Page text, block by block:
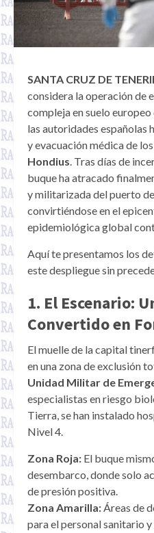
SANTA CRUZ DE
considera la operación de
compleja en suelo
las autoridades españolas
y evacuación médica de
Hondius. Tras días de
buque ha atracado
y militarizada del puerto
convirtiéndose en el
epidemiológica global
Aquí te presentamos los
este despliegue sin
1. El Escenario:
Convertido en
El muelle de la capital
en una zona de exclusión
Unidad Militar de
especialistas en riesgo
Tierra, se han instalado
Nivel 4.
Zona Roja: El buque
desembarco, donde solo
de presión positiva.
Zona Amarilla:Áreas de
para el personal sanitario